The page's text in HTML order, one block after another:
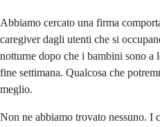
Abbiamo cercato una firma
caregiver dagli utenti che si
notturne dopo che i bambini sono a
fine settimana. Qualcosa che
meglio.
Non ne abbiamo trovato nessuno. I